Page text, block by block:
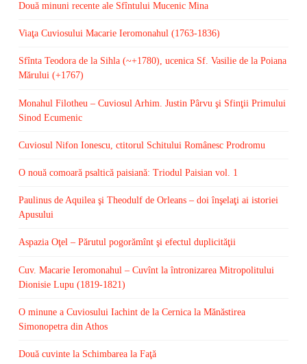
Două minuni recente ale Sfîntului Mucenic Mina
Viaţa Cuviosului Macarie Ieromonahul (1763-1836)
Sfînta Teodora de la Sihla (~+1780), ucenica Sf. Vasilie de la Poiana
Mărului (+1767)
Monahul Filotheu – Cuviosul Arhim. Justin Pârvu şi Sfinţii Primului
Sinod Ecumenic
Cuviosul Nifon Ionescu, ctitorul Schitului Românesc Prodromu
O nouă comoară psaltică paisiană: Triodul Paisian vol. 1
Paulinus de Aquilea şi Theodulf de Orleans – doi înşelaţi ai istoriei
Apusului
Aspazia Oţel – Părutul pogorămînt şi efectul duplicităţii
Cuv. Macarie Ieromonahul – Cuvînt la întronizarea Mitropolitului
Dionisie Lupu (1819-1821)
O minune a Cuviosului Iachint de la Cernica la Mănăstirea
Simonopetra din Athos
Două cuvinte la Schimbarea la Faţă